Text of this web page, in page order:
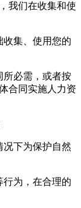
我们在收集和使
收集、使用您的
所必需，或者按
合同实施人力资
况下为保护自然
行为，在合理的